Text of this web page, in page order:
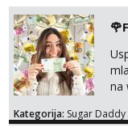
na
Kategorija: Sugar Daddy